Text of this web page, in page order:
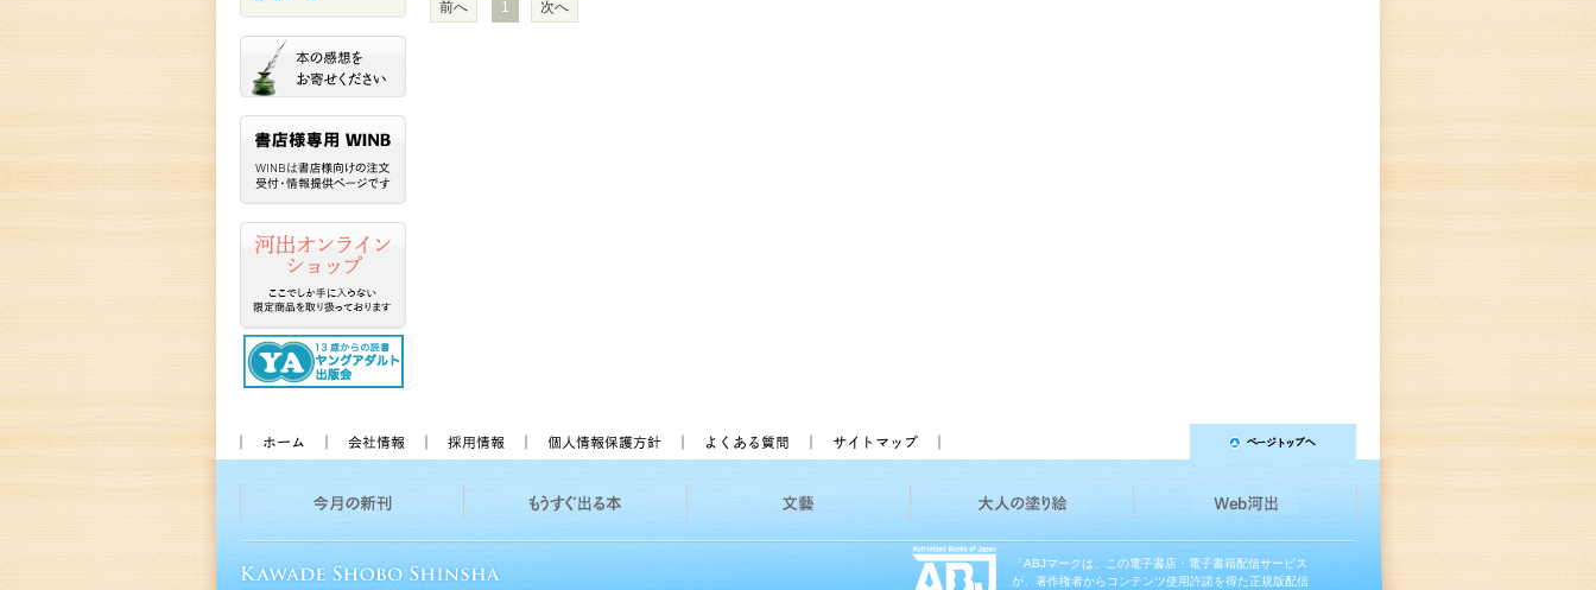
前へ 1 次へ
「ABJマークは、この電子書店・電子書籍配信サービス
が、著作権者からコンテンツ使用許諾を得た正規版配信